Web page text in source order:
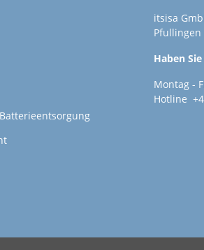
itsisa
Pfullingen
Haben
Montag -
Hotline